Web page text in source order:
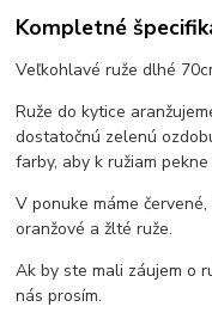
Kompletné
Veľkohlavé ruže dlhé
Ruže do kytice
dostatočnú zelenú
farby, aby k ružiam
V ponuke máme
oranžové a žlté ruže.
Ak by ste mali záujem o
nás prosím.